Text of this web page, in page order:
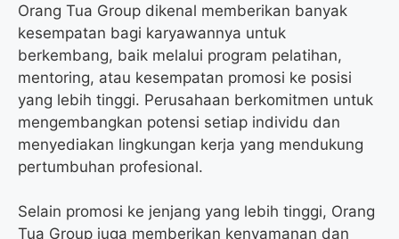
Orang Tua Group dikenal memberikan banyak
kesempatan bagi karyawannya untuk
berkembang, baik melalui program pelatihan,
mentoring, atau kesempatan promosi ke posisi
yang lebih tinggi. Perusahaan berkomitmen untuk
mengembangkan potensi setiap individu dan
menyediakan lingkungan kerja yang mendukung
pertumbuhan profesional.
Selain promosi ke jenjang yang lebih tinggi, Orang
Tua Group juga memberikan kenyamanan dan